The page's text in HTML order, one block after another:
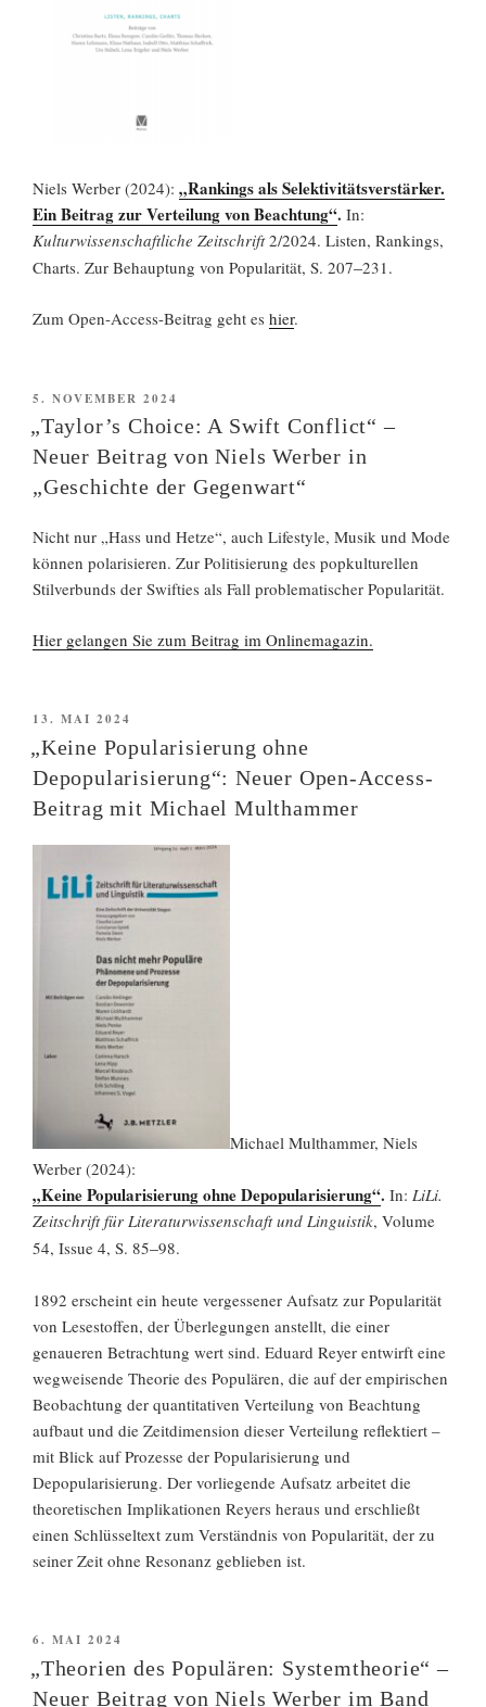
Niels Werber (2024): „Rankings als Selektivitätsverstärker.
Ein Beitrag zur Verteilung von Beachtung“. In:
Kulturwissenschaftliche Zeitschrift2/2024. Listen, Rankings,
Charts. Zur Behauptung von Popularität, S. 207–231.
Zum Open-Access-Beitrag geht es hier.
VERÖFFENTLICHT
AM
5. NOVEMBER 2024
„Taylor’s Choice: A Swift Conflict“ –
Neuer Beitrag von Niels Werber in
„Geschichte der Gegenwart“
Nicht nur „Hass und Hetze“, auch Lifestyle, Musik und Mode
können polarisieren. Zur Politisierung des popkulturellen
Stilverbunds der Swifties als Fall problematischer Popularität.
Hier gelangen Sie zum Beitrag im Onlinemagazin.
VERÖFFENTLICHT
AM
13. MAI 2024
„Keine Popularisierung ohne
Depopularisierung“: Neuer Open-Access-
Beitrag mit Michael Multhammer
Michael Multhammer, Niels
Werber (2024):
„Keine Popularisierung ohne Depopularisierung“. In: LiLi.
Zeitschrift für Literaturwissenschaft und Linguistik, Volume
54, Issue 4, S. 85–98.
1892 erscheint ein heute vergessener Aufsatz zur Popularität
von Lesestoffen, der Überlegungen anstellt, die einer
genaueren Betrachtung wert sind. Eduard Reyer entwirft eine
wegweisende Theorie des Populären, die auf der empirischen
Beobachtung der quantitativen Verteilung von Beachtung
aufbaut und die Zeitdimension dieser Verteilung reflektiert –
mit Blick auf Prozesse der Popularisierung und
Depopularisierung. Der vorliegende Aufsatz arbeitet die
theoretischen Implikationen Reyers heraus und erschließt
einen Schlüsseltext zum Verständnis von Popularität, der zu
seiner Zeit ohne Resonanz geblieben ist.
VERÖFFENTLICHT
AM
6. MAI 2024
„Theorien des Populären: Systemtheorie“ –
Neuer Beitrag von Niels Werber im Band